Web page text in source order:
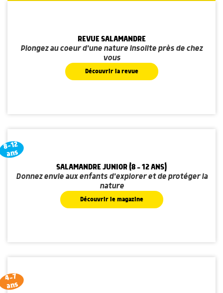
REVUE SALAMANDRE
Plongez au coeur d'une nature insolite près de chez
vous
Découvrir la revue
8-12
ans
SALAMANDRE JUNIOR (8 - 12 ANS)
Donnez envie aux enfants d'explorer et de protéger la
nature
Découvrir le magazine
4-7
ans